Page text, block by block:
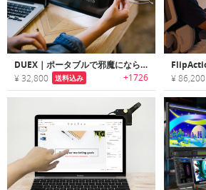
DUEX｜ポータブルで邪魔にならないノートPC用デュアルスクリーンモニター「デュオ」
¥ 32,800 送料込み +1726 ¥ 86,200